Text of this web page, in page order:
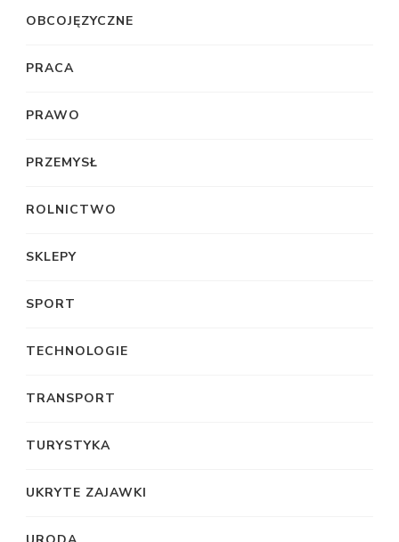
OBCOJĘZYCZNE
PRACA
PRAWO
PRZEMYSŁ
ROLNICTWO
SKLEPY
SPORT
TECHNOLOGIE
TRANSPORT
TURYSTYKA
UKRYTE ZAJAWKI